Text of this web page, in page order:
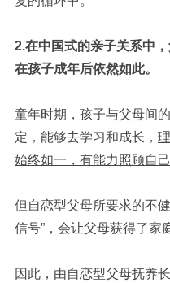
2.在中国式的亲子关系中
在孩子成年后依然如此。
童年时期，孩子与父母间
定，能够去学习和成长，
始终如一，有能力照顾自己
但自恋型父母所要求的不
信号”，会让父母获得了家
因此，由自恋型父母抚养